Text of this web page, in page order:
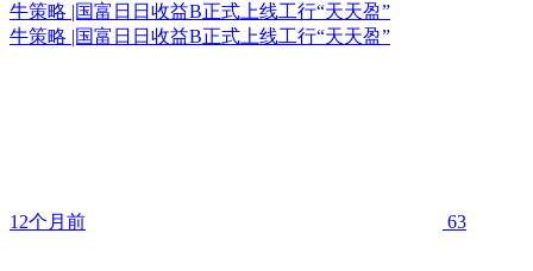
牛策略 |国富日日收益B正式上线工行“天天盈”
牛策略 |国富日日收益B正式上线工行“天天盈”
12个月前 63